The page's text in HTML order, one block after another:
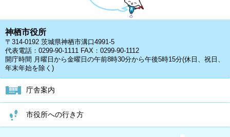
神栖市役所
〒314-0192 茨城県神栖市溝口4991-5
代表電話：0299-90-1111 FAX：0299-90-1112
開庁時間 月曜日から金曜日の午前8時30分から午後5時15分(休日、祝日、
年末年始を除く)
庁舎案内
市役所への行き方